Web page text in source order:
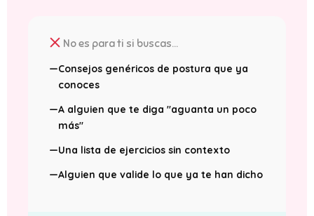
No es para ti si buscas...
—Consejos genéricos de postura que ya
conoces
—A alguien que te diga "aguanta un poco
más"
—Una lista de ejercicios sin contexto
—Alguien que valide lo que ya te han dicho